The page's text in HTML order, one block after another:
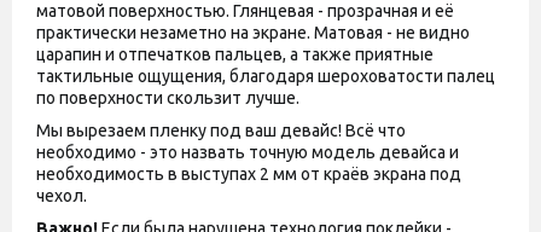
матовой поверхностью. Глянцевая - прозрачная и её
практически незаметно на экране. Матовая - не видно
царапин и отпечатков пальцев, а также приятные
тактильные ощущения, благодаря шероховатости палец
по поверхности скользит лучше.
Мы вырезаем пленку под ваш девайс! Всё что
необходимо - это назвать точную модель девайса и
необходимость в выступах 2 мм от краёв экрана под
чехол.